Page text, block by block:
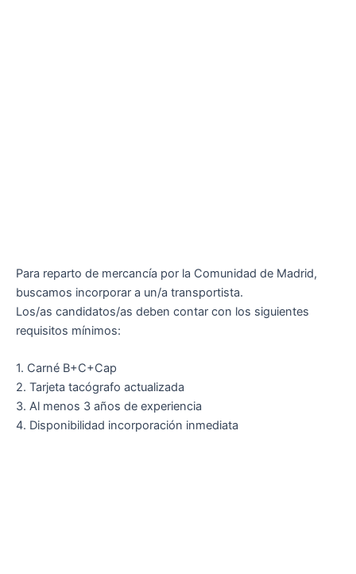
Para reparto de mercancía por la Comunidad de Madrid,
buscamos incorporar a un/a transportista.
Los/as candidatos/as deben contar con los siguientes
requisitos mínimos:
1. Carné B+C+Cap
2. Tarjeta tacógrafo actualizada
3. Al menos 3 años de experiencia
4. Disponibilidad incorporación inmediata